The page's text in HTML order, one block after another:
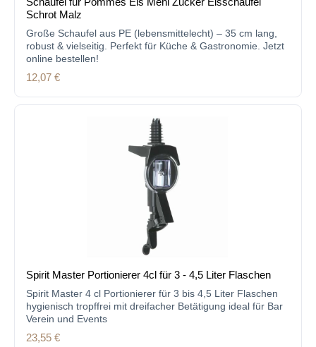
Schrot Malz
Große Schaufel aus PE (lebensmittelecht) – 35 cm lang,
robust & vielseitig. Perfekt für Küche & Gastronomie. Jetzt
online bestellen!
Regulärer Preis:
12,07 €
Spirit Master Portionierer 4cl für 3 - 4,5 Liter Flaschen
Spirit Master 4 cl Portionierer für 3 bis 4,5 Liter Flaschen
hygienisch tropffrei mit dreifacher Betätigung ideal für Bar
Verein und Events
Regulärer Preis:
23,55 €